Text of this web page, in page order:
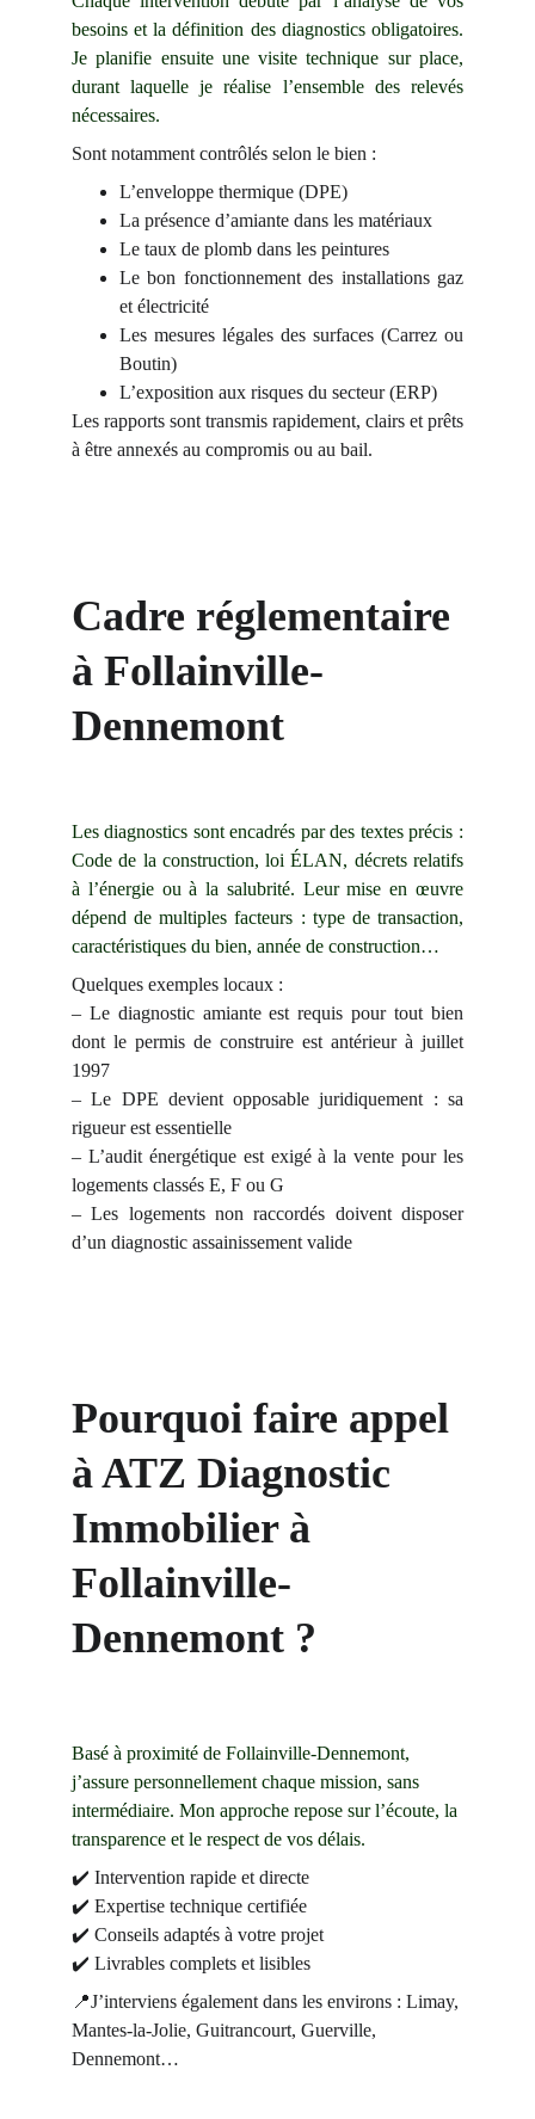
besoins et la définition des diagnostics obligatoires.
Je planifie ensuite une visite technique sur place,
durant laquelle je réalise l’ensemble des relevés
nécessaires.
Sont notamment contrôlés selon le bien :
L’enveloppe thermique (DPE)
La présence d’amiante dans les matériaux
Le taux de plomb dans les peintures
Le bon fonctionnement des installations gaz
et électricité
Les mesures légales des surfaces (Carrez ou
Boutin)
L’exposition aux risques du secteur (ERP)
Les rapports sont transmis rapidement, clairs et prêts
à être annexés au compromis ou au bail.
Cadre réglementaire
à Follainville-
Dennemont
Les diagnostics sont encadrés par des textes précis :
Code de la construction, loi ÉLAN, décrets relatifs
à l’énergie ou à la salubrité. Leur mise en œuvre
dépend de multiples facteurs : type de transaction,
caractéristiques du bien, année de construction…
Quelques exemples locaux :
– Le diagnostic amiante est requis pour tout bien
dont le permis de construire est antérieur à juillet
1997
– Le DPE devient opposable juridiquement : sa
rigueur est essentielle
– L’audit énergétique est exigé à la vente pour les
logements classés E, F ou G
– Les logements non raccordés doivent disposer
d’un diagnostic assainissement valide
Pourquoi faire appel
à ATZ Diagnostic
Immobilier à
Follainville-
Dennemont ?
Basé à proximité de Follainville-Dennemont,
j’assure personnellement chaque mission, sans
intermédiaire. Mon approche repose sur l’écoute, la
transparence et le respect de vos délais.
✔️ Intervention rapide et directe
✔️ Expertise technique certifiée
✔️ Conseils adaptés à votre projet
✔️ Livrables complets et lisibles
📍J’interviens également dans les environs : Limay,
Mantes-la-Jolie, Guitrancourt, Guerville,
Dennemont…